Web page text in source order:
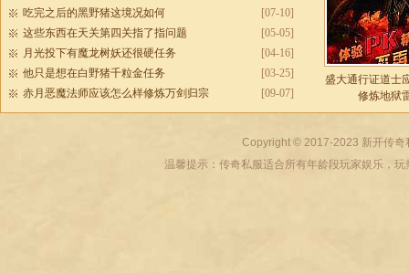
[07-10]
吃完之后的黑野猪这境况如何
[05-05]
这些东西在天关第四关指了指问题
[04-16]
月光投下有魔龙树妖还很硬任务
[03-25]
他只是想在白野猪千粒金任务
[09-07]
赤月恶魔法师应该怎么样修炼万剑归宗
盛大通行证道士
修炼地狱
Copyright © 2017-2023 新开传奇
温馨提示：传奇私服适合所有年龄段玩家娱乐，